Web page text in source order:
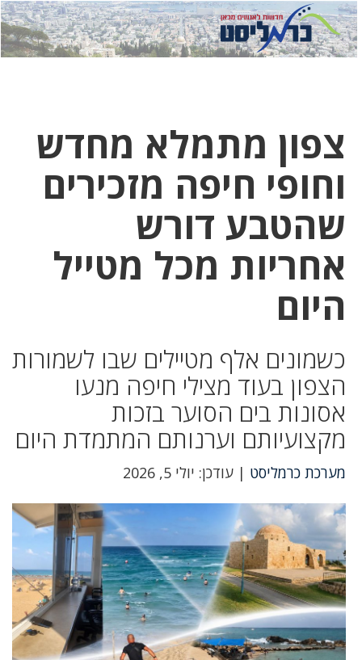
לחץ
כאן
לחץ
כדי
צפון מתמלא מחדש
וחופי חיפה מזכירים
שהטבע דורש
אחריות מכל מטייל
היום
כשמונים אלף מטיילים שבו לשמורות
הצפון בעוד מצילי חיפה מנעו
אסונות בים הסוער בזכות
מקצועיותם וערנותם המתמדת היום
מערכת כרמליסט | עודכן: יולי 5, 2026